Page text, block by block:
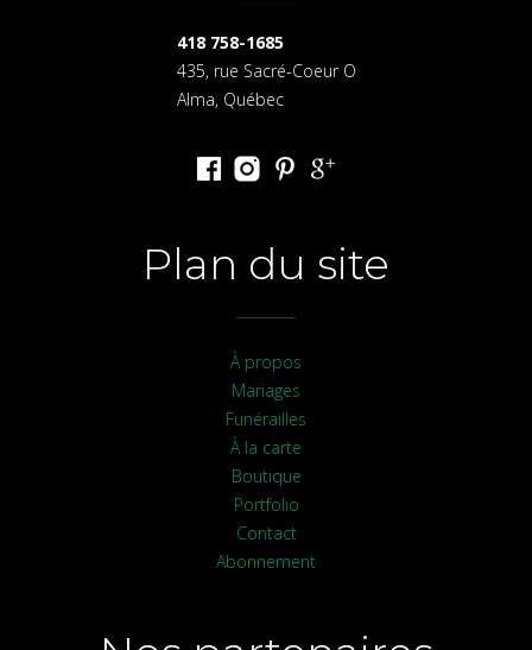
418 758-1685
435, rue Sacré-Coeur O
Alma, Québec
Plan du site
À propos
Mariages
Funérailles
À la carte
Boutique
Portfolio
Contact
Abonnement